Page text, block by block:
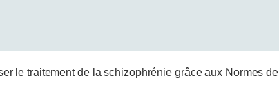
le traitement de la schizophrénie grâce aux Normes